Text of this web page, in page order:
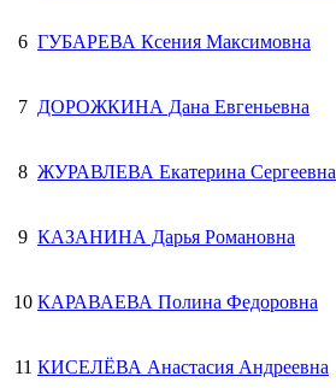
6 ГУБАРЕВА Ксения Максимовна
7 ДОРОЖКИНА Дана Евгеньевна
8 ЖУРАВЛЕВА Екатерина Сергеевна
9 КАЗАНИНА Дарья Романовна
10 КАРАВАЕВА Полина Федоровна
11 КИСЕЛЁВА Анастасия Андреевна